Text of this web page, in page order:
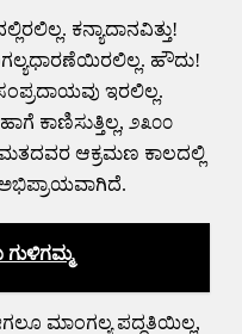
ಕನ್ಯಾದಾನವಿತ್ತು!
ಹೌದು!
ಇರಲಿಲ್ಲ.
ಕಾಣಿಸುತ್ತಿಲ್ಲ, ೨೩೦೦
ಆಕ್ರಮಣ ಕಾಲದಲ್ಲಿ
ಮಾಂಗಲ್ಯ ಪದ್ಧತಿಯಿಲ್ಲ,